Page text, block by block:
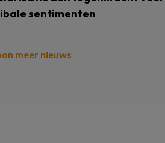
sentimenten
meer nieuws